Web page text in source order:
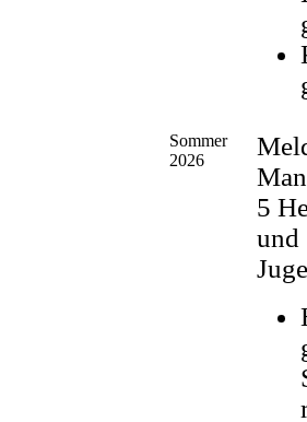
Sommer
2026
5
und